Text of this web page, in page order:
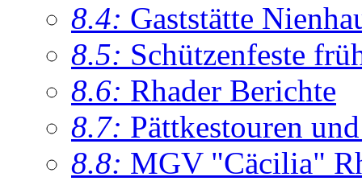
8.4: Gaststätte
8.5: Schützenfeste
8.6: Rhader Berichte
8.7: Pättkestouren
8.8: MGV "Cäcilia"